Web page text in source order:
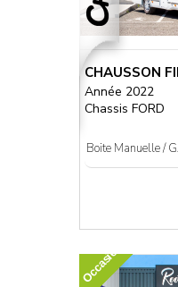
CHAUSSON
Année 2022
Chassis FORD
Boite Manuelle /
Occasion